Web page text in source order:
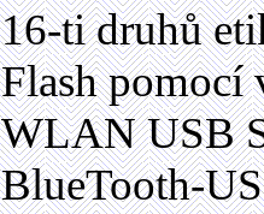
16-ti druhů
Flash pomocí
WLAN USB
BlueTooth-